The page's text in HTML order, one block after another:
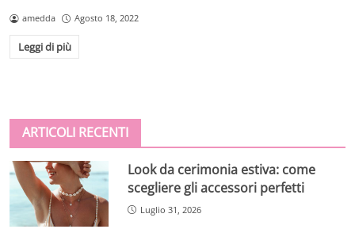
amedda Agosto 18, 2022
Leggi di più
ARTICOLI RECENTI
Look da cerimonia estiva: come
scegliere gli accessori perfetti
Luglio 31, 2026